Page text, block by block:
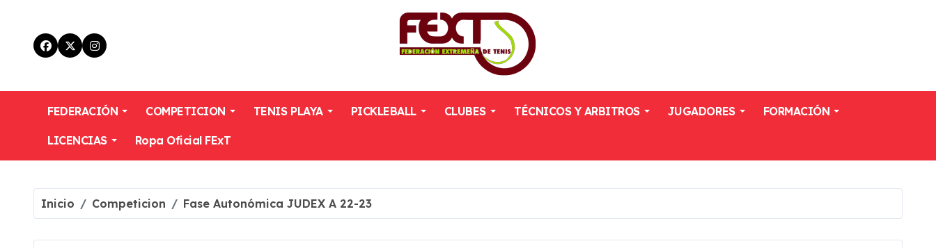
content
FEDERACIÓN COMPETICION TENIS PLAYA PICKLEBALL CLUBES TÉCNICOS Y ARBITROS JUGADORES FORMACIÓN
LICENCIAS Ropa Oficial FExT
Inicio Competicion Fase Autonómica JUDEX A 22-23